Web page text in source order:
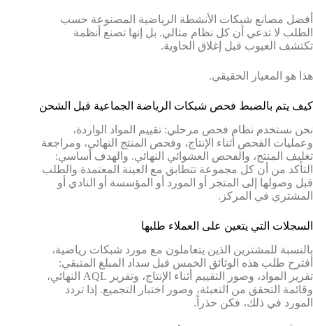
أفضل مصانع شبكات الأنشطة الرياضية المصنوعة حسب
الطلب لا تدعي أن كل نظام مثالي. بل إنها تصنع أنظمة
تكتشف العيوب قبل إغلاق الحاوية.
هذا هو المعيار الحقيقي.
كيف يتم بالضبط فحص شبكات الرياضة الجماعية قبل الشحن
نحن نستخدم نظام فحص مرحلي: تقييم المواد الواردة،
وعمليات الفحص أثناء الإنتاج، وفحص المنتج النهائي، ومراجعة
تغليف المنتج، والفحص العشوائي النهائي. والهدف أساسي:
التأكد من أن كل مجموعة تتطابق مع العينة المعتمدة والطلب
قبل وصولها إلى المتجر أو المورد أو المؤسسة أو النادي أو
المشتري في المركز.
السجلات التي يتعين على العملاء طلبها
بالنسبة للمشترين الذين يتعاملون مع مورد شبكات رياضية،
أقترح طلب هذه الوثائق الخمس قبل سداد المبلغ المتبقي:
تقرير المواد، وصور التقييم أثناء الإنتاج، وتقرير AQL النهائي،
وقائمة التحقق من التعبئة، وصور اختبار التجميع. إذا تردد
المورد في ذلك، فكن حذراً.